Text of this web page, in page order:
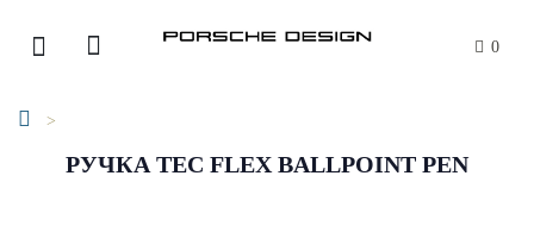
0
РУЧКА TEC FLEX BALLPOINT PEN